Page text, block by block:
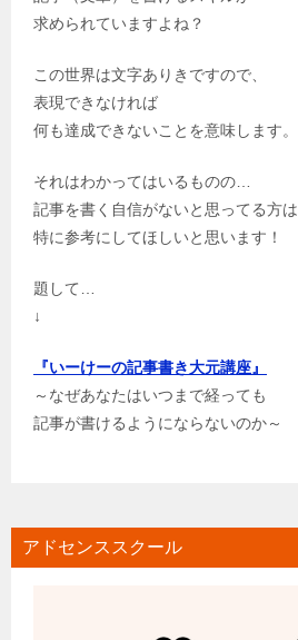
求められていますよね？
この世界は文字ありきですので、
表現できなければ
何も達成できないことを意味します。
それはわかってはいるものの…
記事を書く自信がないと思ってる方は
特に参考にしてほしいと思います！
題して…
↓
『いーけーの記事書き大元講座』
～なぜあなたはいつまで経っても
記事が書けるようにならないのか～
アドセンススクール